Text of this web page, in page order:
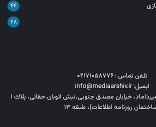
۴۴
۲۸
تلفن تماس : ۰۲۱۷۱۰۵۸۷۷۶
ایمیل: info@mediaarshiv.ir
آدرس: تهران - خیابان میرداماد، خیابان مصدق جنوبی،نبش اتوبان حقانی، پلاك ١
روزنامه اطلاعات)، طبقه ۱۳